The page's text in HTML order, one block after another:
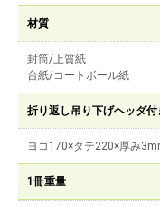
材質
封筒/上質紙
台紙/コートボール紙
折り返し吊り下げヘッダ
ヨコ170×タテ220×厚み
1冊重量